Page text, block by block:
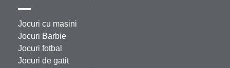
Jocuri cu masini
Jocuri Barbie
Jocuri fotbal
Jocuri de gatit